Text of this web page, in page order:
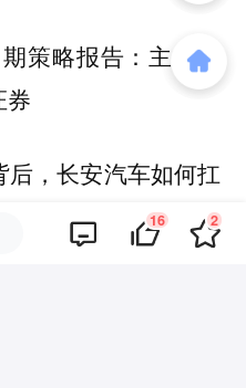
策略报告：主航道
券
后，长安汽车如何扛
16 2